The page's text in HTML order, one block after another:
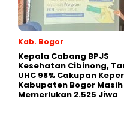
Kab. Bogor
Kepala Cabang BPJS
Kesehatan Cibinong,
UHC 98% Cakupan
Kabupaten Bogor Masih
Memerlukan 2.525 Jiwa